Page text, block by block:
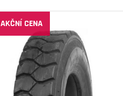
AKČNÍ CENA
DETAIL